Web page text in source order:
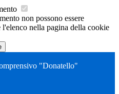
non possono essere
nella pagina della cookie
"Donatello"